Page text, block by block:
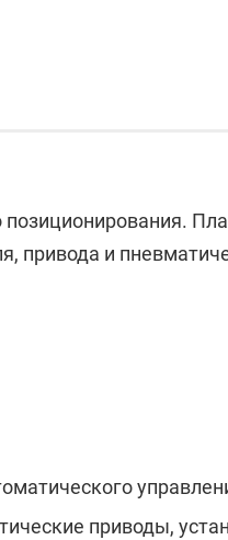
позиционирования.
привода и
приводы,